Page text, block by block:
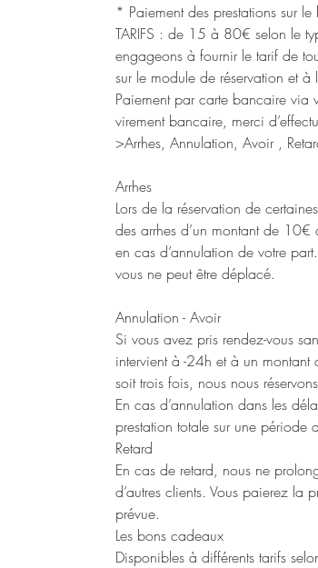
* Paiement des prestations sur
TARIFS : de 15 à 80€ selon le
engageons à fournir le tarif de
sur le module de réservation et à
Paiement par carte bancaire via
virement bancaire, merci
>Arrhes, Annulation, Avoir ,
Arrhes
Lors de la réservation de
des arrhes d’un montant de
en cas d’annulation de votre
vous ne peut être déplacé.
Annulation - Avoir
Si vous avez pris rendez-vous
intervient à -24h et à un
soit trois fois, nous nous
En cas d’annulation dans les
prestation totale sur une période
Retard
En cas de retard, nous ne
d’autres clients. Vous paierez la
prévue.
Les bons cadeaux
Disponibles à différents tarifs